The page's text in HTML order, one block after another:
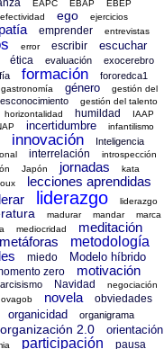
EAPC EBAP EBEP
efectividad ego ejercicios
emprender
entrevistas
error escribir escuchar
ética evaluación exocerebro
formación fororedca1
gastronomía género
gestión del
gestión del talento
horizontalidad humildad
IAAP
incertidumbre
infantilismo
innovación
Inteligencia
interrelación introspección
Japón jornadas kata
lecciones aprendidas
liderazgo
liderazgo
madurar mandar
marca
mediocridad meditación
metáforas
metodología
miedo Modelo híbrido
zero motivación
Navidad negociación
novela obviedades
organicidad organigrama
organización 2.0
orientación
participación pausa